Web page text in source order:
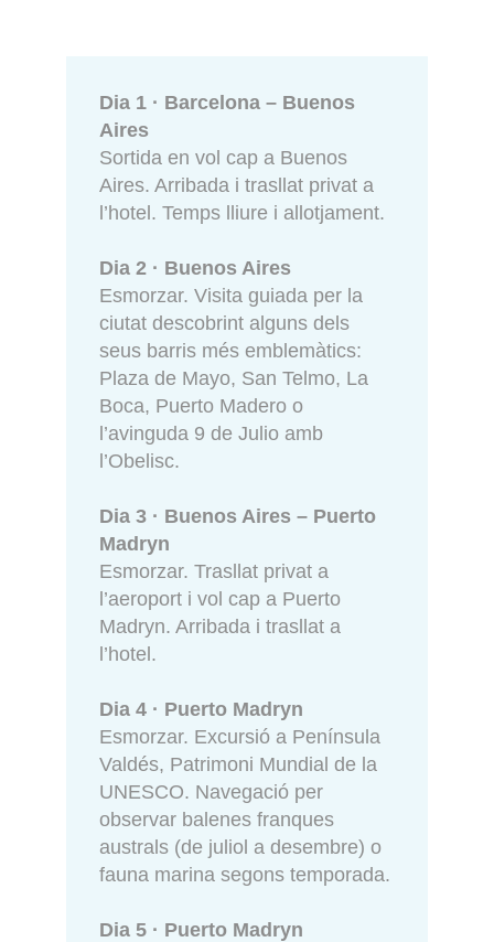
Dia 1 · Barcelona – Buenos
Aires
Sortida en vol cap a Buenos
Aires. Arribada i trasllat privat a
l’hotel. Temps lliure i allotjament.
Dia 2 · Buenos Aires
Esmorzar. Visita guiada per la
ciutat descobrint alguns dels
seus barris més emblemàtics:
Plaza de Mayo, San Telmo, La
Boca, Puerto Madero o
l’avinguda 9 de Julio amb
l’Obelisc.
Dia 3 · Buenos Aires – Puerto
Madryn
Esmorzar. Trasllat privat a
l’aeroport i vol cap a Puerto
Madryn. Arribada i trasllat a
l’hotel.
Dia 4 · Puerto Madryn
Esmorzar. Excursió a Península
Valdés, Patrimoni Mundial de la
UNESCO. Navegació per
observar balenes franques
australs (de juliol a desembre) o
fauna marina segons temporada.
Dia 5 · Puerto Madryn